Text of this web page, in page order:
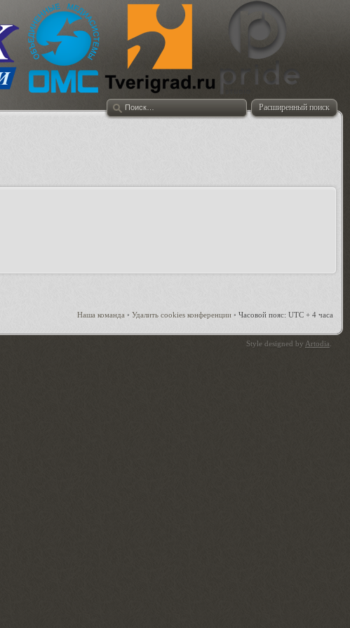
Расширенный поиск
Наша команда • Удалить cookies конференции • Часовой пояс: UTC + 4 часа
Style designed by Artodia